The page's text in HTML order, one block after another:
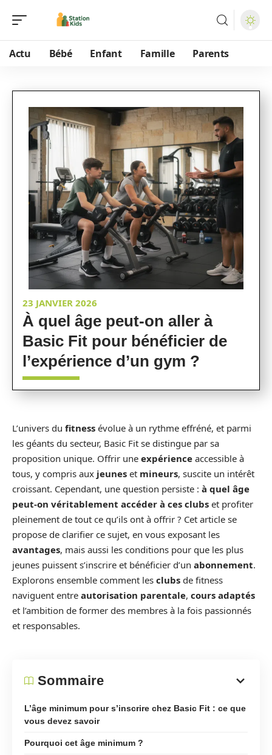
Actu Bébé Enfant Famille Parents
23 JANVIER 2026
À quel âge peut-on aller à
Basic Fit pour bénéficier de
l’expérience d’un gym ?
L’univers du fitness évolue à un rythme effréné, et parmi
les géants du secteur, Basic Fit se distingue par sa
proposition unique. Offrir une expérience accessible à
tous, y compris aux jeunes et mineurs, suscite un intérêt
croissant. Cependant, une question persiste : à quel âge
peut-on véritablement accéder à ces clubs et profiter
pleinement de tout ce qu’ils ont à offrir ? Cet article se
propose de clarifier ce sujet, en vous exposant les
avantages, mais aussi les conditions pour que les plus
jeunes puissent s’inscrire et bénéficier d’un abonnement.
Explorons ensemble comment les clubs de fitness
naviguent entre autorisation parentale, cours adaptés
et l’ambition de former des membres à la fois passionnés
et responsables.
Sommaire
L’âge minimum pour s’inscrire chez Basic Fit : ce que
vous devez savoir
Pourquoi cet âge minimum ?